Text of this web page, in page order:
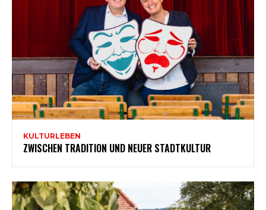
KULTURLEBEN
ZWISCHEN TRADITION UND NEUER STADTKULTUR